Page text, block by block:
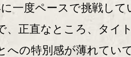
一度ペースで挑戦して
、正直なところ、タイ
への特別感が薄れてい